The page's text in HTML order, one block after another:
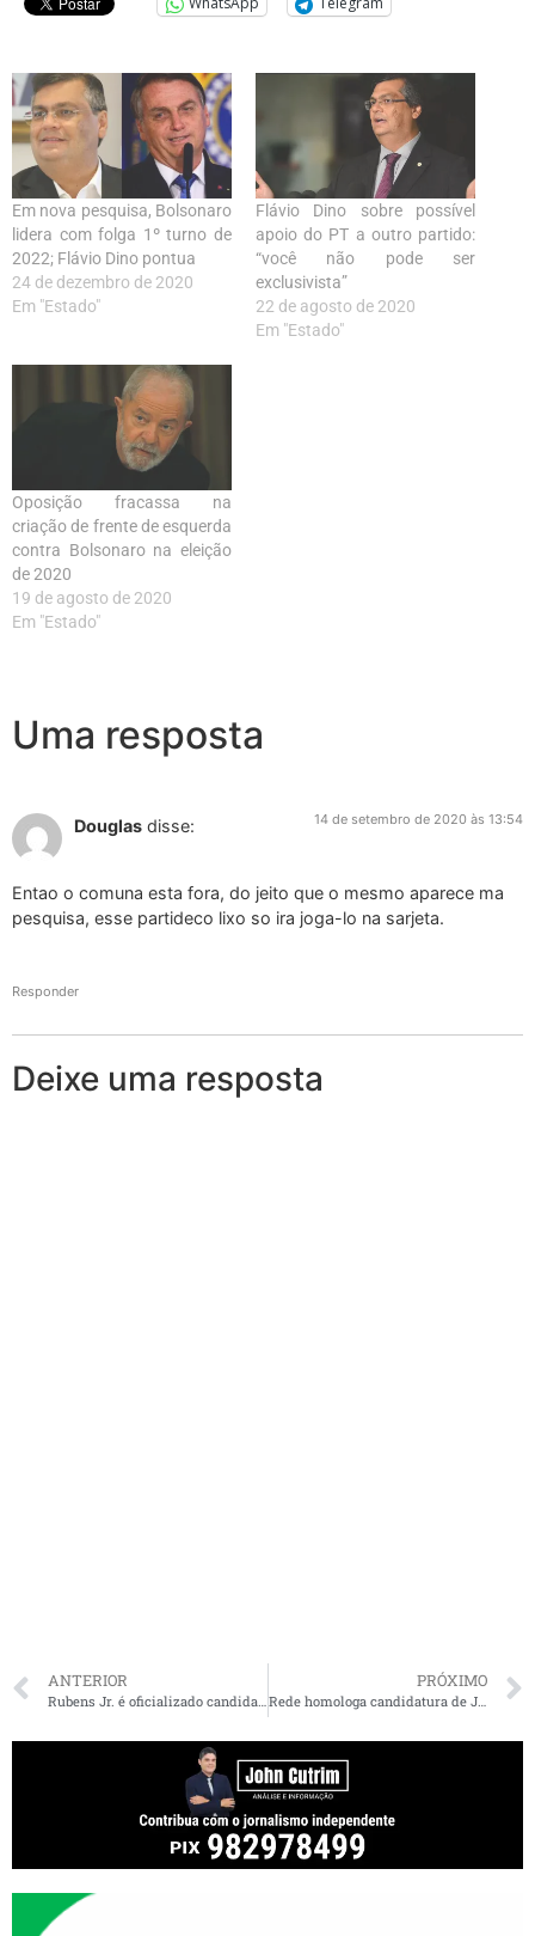
Em nova pesquisa, Bolsonaro
lidera com folga 1º turno de
2022; Flávio Dino pontua
24 de dezembro de 2020
Em "Estado"
Flávio Dino sobre possível
apoio do PT a outro partido:
“você não pode ser
exclusivista”
22 de agosto de 2020
Em "Estado"
Oposição fracassa na
criação de frente de esquerda
contra Bolsonaro na eleição
de 2020
19 de agosto de 2020
Em "Estado"
Uma resposta
Douglas disse: 14 de setembro de 2020 às 13:54
Entao o comuna esta fora, do jeito que o mesmo aparece ma
pesquisa, esse partideco lixo so ira joga-lo na sarjeta.
Responder
Deixe uma resposta
ANTERIOR PRÓXIMO
Rede homologa candidatura de Jeisael e Janicelma a prefeito e vice